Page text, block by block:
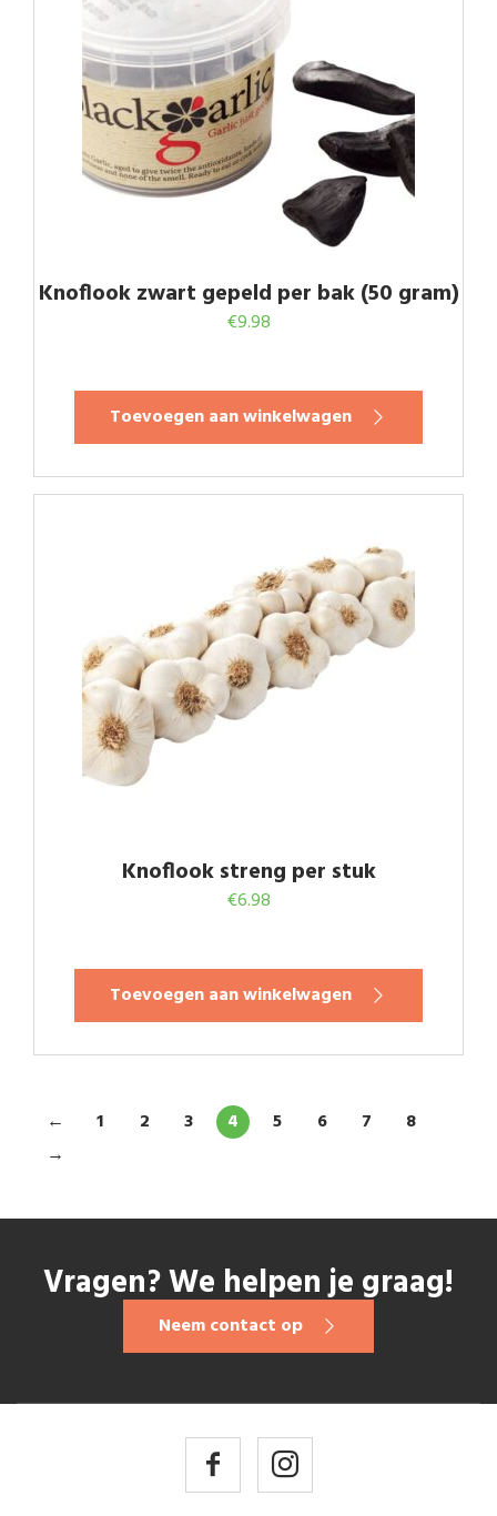
Knoflook zwart gepeld per bak (50 gram)
€9.98
Toevoegen aan winkelwagen
Knoflook streng per stuk
€6.98
Toevoegen aan winkelwagen
← 1 2 3 4 5 6 7
8
→
Vragen? We helpen je graag!
Neem contact op